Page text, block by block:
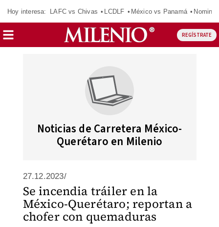
Hoy interesa: LAFC vs Chivas LCDLF México vs Panamá
REGÍSTRATE
Noticias de Carretera México-
Querétaro en Milenio
27.12.2023/
Se incendia tráiler en la
México-Querétaro; reportan a
chofer con quemaduras